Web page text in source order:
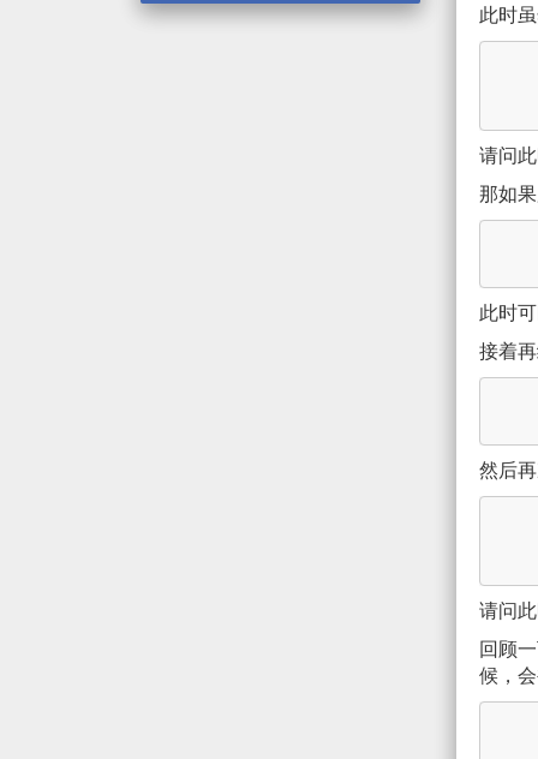
此时
请问
那如
此时
接着
然后
请问
回顾
候，